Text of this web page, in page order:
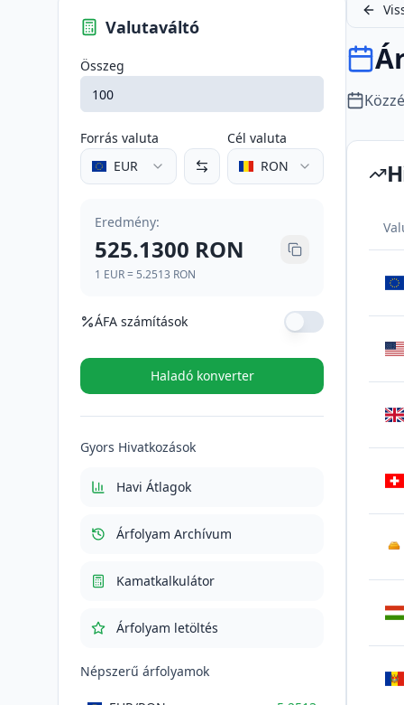
Valutaváltó
Összeg
Forrás valuta
EUR
Cél valuta
RON
Eredmény:
525.1300 RON
1 EUR= 5.2513 RON
ÁFA számítások
ÁFA kulcs (%)
ÁFA (21%)
Total cu TVA
Haladó konverter
Gyors Hivatkozások
Havi Átlagok
Árfolyam Archívum
Kamatkalkulátor
Árfolyam letöltés
Népszerű árfolyamok
AU